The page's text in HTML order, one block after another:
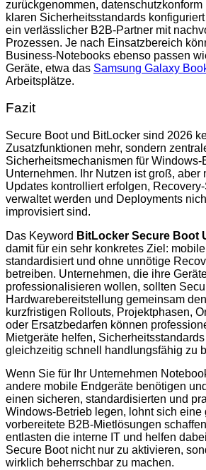
zurückgenommen,
klaren Sicherheitsstandards
ein verlässlicher B2B-Partner mit
Prozessen. Je nach Einsatzbereich
Business-Notebooks ebenso passen
Geräte, etwa das Samsung Galaxy
Arbeitsplätze.
Fazit
Secure Boot und BitLocker sind 2026
Zusatzfunktionen mehr, sondern
Sicherheitsmechanismen für Windows-
Unternehmen. Ihr Nutzen ist groß, aber
Updates kontrolliert erfolgen,
verwaltet werden und Deployments
improvisiert sind.
Das Keyword BitLocker Secure Boot
damit für ein sehr konkretes Ziel:
standardisiert und ohne unnötige
betreiben. Unternehmen, die ihre
professionalisieren wollen, sollten
Hardwarebereitstellung gemeinsam
kurzfristigen Rollouts, Projektphasen,
oder Ersatzbedarfen können
Mietgeräte helfen,
gleichzeitig schnell handlungsfähig zu
Wenn Sie für Ihr Unternehmen
andere mobile Endgeräte benötigen
einen sicheren, standardisierten und
Windows-Betrieb legen, lohnt sich eine
vorbereitete B2B-Mietlösungen
entlasten die interne IT und helfen
Secure Boot nicht nur zu aktivieren,
wirklich beherrschbar zu machen.